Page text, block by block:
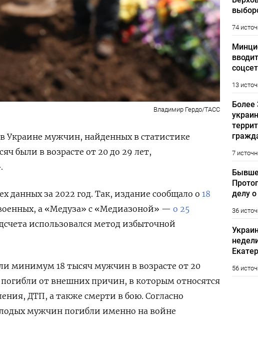
Владимир Гердо/ТАСС
Украине мужчин, найденных в статистике
были в возрасте от 20 до 29 лет,
данных за 2022 год. Так, издание сообщало о 18
а «Медуза» с «Медиазоной» — о 25
использовался метод избыточной
минимум 18 тысяч мужчин в возрасте от 20
погибли от внешних причин, в которым относятся
ДТП, а также смерти в бою. Согласно
мужчин погибли именно на войне